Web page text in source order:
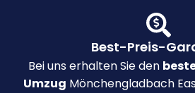
Best-Preis-
Bei uns erhalten Sie den
Umzug Mönchengladbach